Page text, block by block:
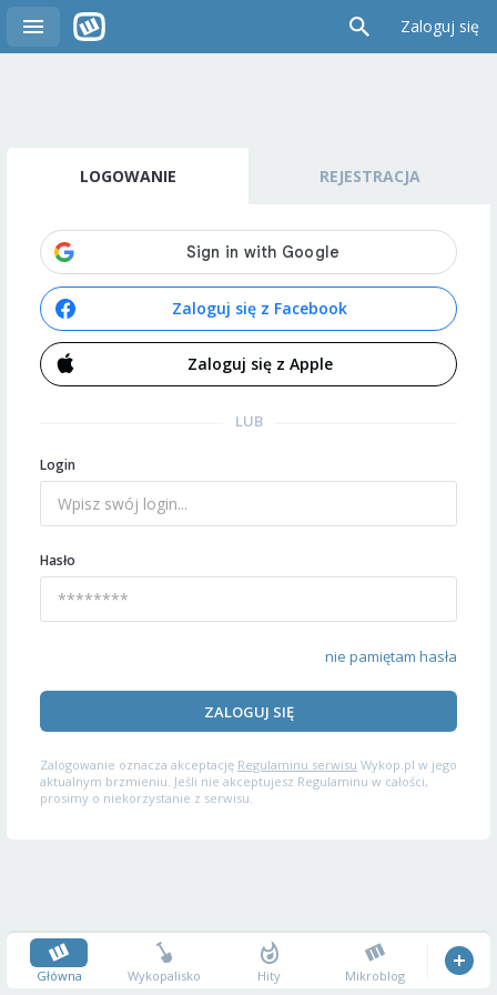
Zaloguj się
LOGOWANIE REJESTRACJA
Zaloguj się z Facebook
Zaloguj się z Apple
LUB
Login
Hasło
nie pamiętam hasła
ZALOGUJ SIĘ
Zalogowanie oznacza akceptację Regulaminu serwisu Wykop.pl w jego
aktualnym brzmieniu. Jeśli nie akceptujesz Regulaminu w całości,
prosimy o niekorzystanie z serwisu.
Główna Wykopalisko Hity Mikroblog